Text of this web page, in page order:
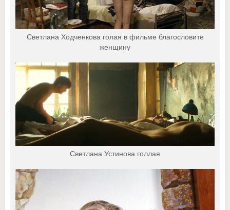
Светлана Ходченкова голая в фильме благословите
женщину
Светлана Устинова голлая